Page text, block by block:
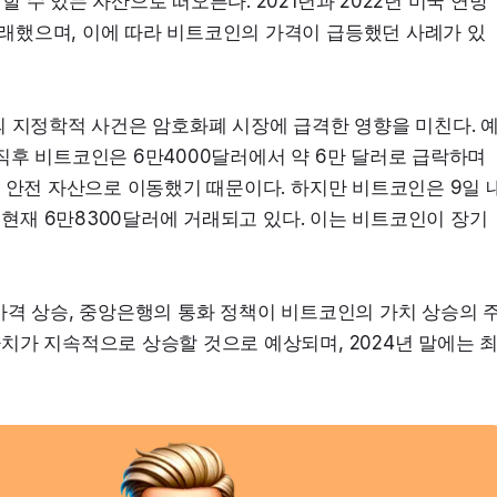
했으며, 이에 따라 비트코인의 가격이 급등했던 사례가 있
정학적 사건은 암호화폐 시장에 급격한 영향을 미친다. 예
비트코인은 6만4000달러에서 약 6만 달러로 급락하며
전 자산으로 이동했기 때문이다. 하지만 비트코인은 9일
재 6만8300달러에 거래되고 있다. 이는 비트코인이 장기
상승, 중앙은행의 통화 정책이 비트코인의 가치 상승의
가 지속적으로 상승할 것으로 예상되며, 2024년 말에는 최